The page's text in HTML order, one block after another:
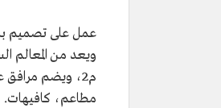
عمل على تصميم
م2، ويضم
مطاعم، كافيهات.